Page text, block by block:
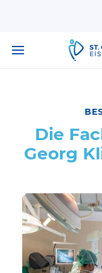
Kliniken
Anästhesiologie
Frauenheilkunde
Geburtsmedizin
Die
Georg